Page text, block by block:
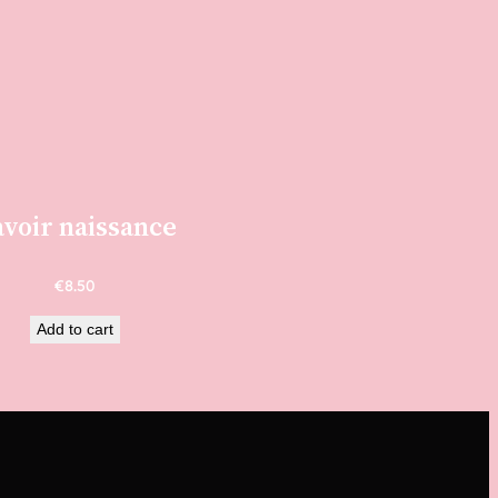
naissance
€8.50
Add to cart